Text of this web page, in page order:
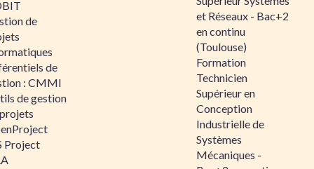
de
de
: CMMI
de gestion
Project
et Réseaux - Bac+2
en continu
(Toulouse)
Formation
Technicien
Supérieur en
Conception
Industrielle de
Systèmes
Mécaniques -